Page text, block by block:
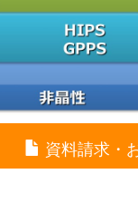
資料請求・